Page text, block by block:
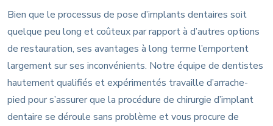
Bien que le processus de pose d’implants dentaires soit
quelque peu long et coûteux par rapport à d’autres options
de restauration, ses avantages à long terme l’emportent
largement sur ses inconvénients. Notre équipe de dentistes
hautement qualifiés et expérimentés travaille d’arrache-
pied pour s’assurer que la procédure de chirurgie d’implant
dentaire se déroule sans problème et vous procure de